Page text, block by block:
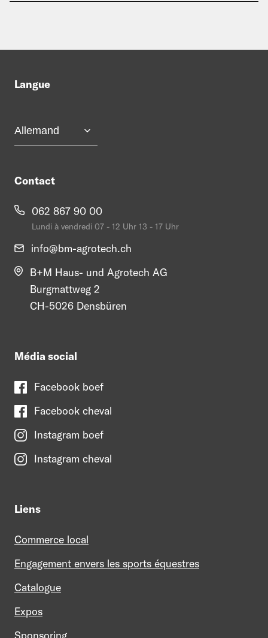
Langue
Contact
062 867 90 00
Lundi à vendredi 07 - 12 Uhr 13 - 17 Uhr
info@bm-agrotech.ch
B+M Haus- und Agrotech AG
Burgmattweg 2
CH-5026 Densbüren
Média social
Facebook boef
Facebook cheval
Instagram boef
Instagram cheval
Liens
Commerce local
Engagement envers les sports équestres
Catalogue
Expos